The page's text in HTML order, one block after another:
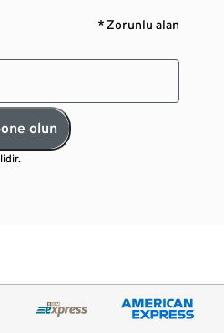
* Zorunlu alan
olun